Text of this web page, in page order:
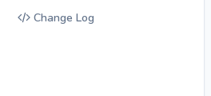
Change Log